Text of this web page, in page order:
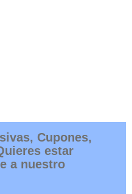
Cupones,
estar
a nuestro